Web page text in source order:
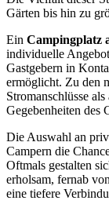
Gärten bis hin zu
Ein Campingplatz
individuelle
Gastgebern in
ermöglicht. Zu den
Stromanschlüsse
Gegebenheiten des
Die Auswahl an
Campern die
Oftmals gestalten
erholsam, fernab
eine tiefere